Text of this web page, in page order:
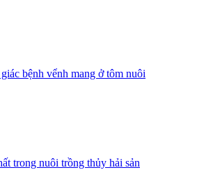
bệnh vểnh mang ở tôm nuôi
trong nuôi trồng thủy hải sản